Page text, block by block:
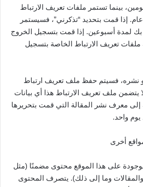
بينما تستمر ملفات تعريف الارتباط
إذا قمت بتحديد “تذكرني”، فسيستمر
لمدة أسبوعين. إذا قمت بتسجيل الخروج
تعريف الارتباط الخاصة بتسجيل
نشره، فسيتم حفظ ملف تعريف ارتباط
ملف تعريف الارتباط هذا أي بيانات
معرف نشر المقالة التي قمت بتحريرها
يوم واحد.
أخرى
على هذا الموقع محتوى مضمنًا (مثل
وما إلى ذلك). يتصرف المحتوى